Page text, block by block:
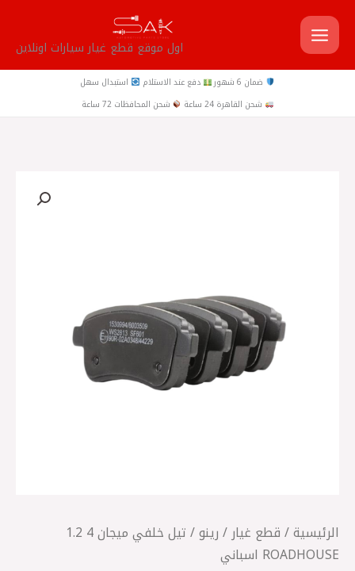
تخطي
إلى
المحتوى
اول موقع قطع غيار سيارات اونلاين
ضمان 6 شهور دفع عند الاستلام
استبدال سهل
شحن القاهرة 24 ساعة
شحن المحافظات 72 ساعة
الرئيسية/ قطع غيار/ رينو
/ تيل خلفي ميجان 4 1.2
ROADHOUSE اسباني
ROADHOUSE